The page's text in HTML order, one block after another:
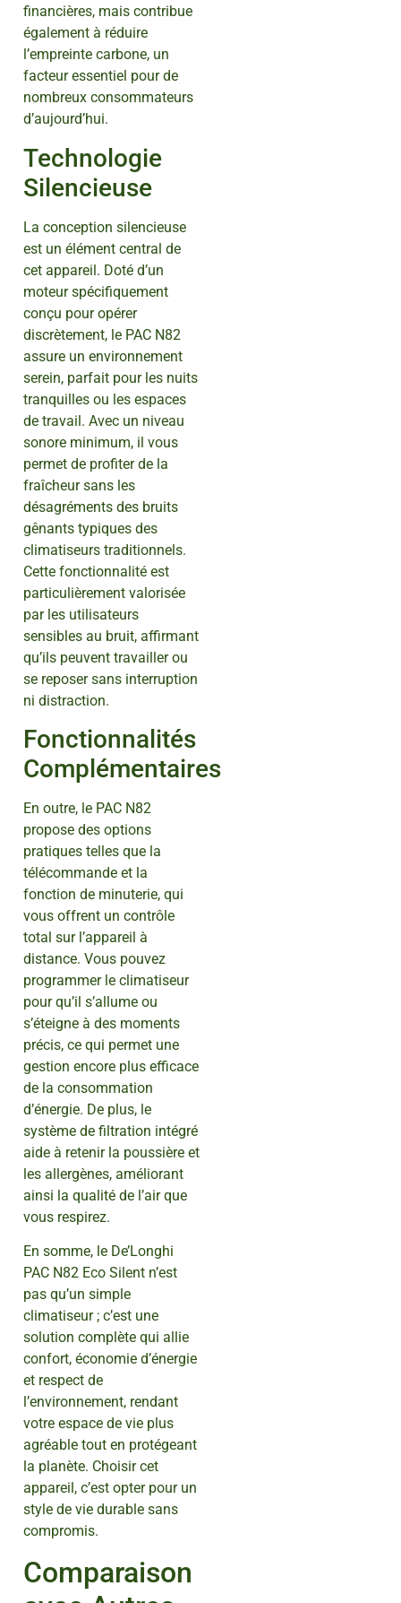
financières, mais contribue
également à réduire
l’empreinte carbone, un
facteur essentiel pour de
nombreux consommateurs
d’aujourd’hui.
Technologie
Silencieuse
La conception silencieuse
est un élément central de
cet appareil. Doté d’un
moteur spécifiquement
conçu pour opérer
discrètement, le PAC N82
assure un environnement
serein, parfait pour les nuits
tranquilles ou les espaces
de travail. Avec un niveau
sonore minimum, il vous
permet de profiter de la
fraîcheur sans les
désagréments des bruits
gênants typiques des
climatiseurs traditionnels.
Cette fonctionnalité est
particulièrement valorisée
par les utilisateurs
sensibles au bruit, affirmant
qu’ils peuvent travailler ou
se reposer sans interruption
ni distraction.
Fonctionnalités
Complémentaires
En outre, le PAC N82
propose des options
pratiques telles que la
télécommande et la
fonction de minuterie, qui
vous offrent un contrôle
total sur l’appareil à
distance. Vous pouvez
programmer le climatiseur
pour qu’il s’allume ou
s’éteigne à des moments
précis, ce qui permet une
gestion encore plus efficace
de la consommation
d’énergie. De plus, le
système de filtration intégré
aide à retenir la poussière et
les allergènes, améliorant
ainsi la qualité de l’air que
vous respirez.
En somme, le De’Longhi
PAC N82 Eco Silent n’est
pas qu’un simple
climatiseur ; c’est une
solution complète qui allie
confort, économie d’énergie
et respect de
l’environnement, rendant
votre espace de vie plus
agréable tout en protégeant
la planète. Choisir cet
appareil, c’est opter pour un
style de vie durable sans
compromis.
Comparaison